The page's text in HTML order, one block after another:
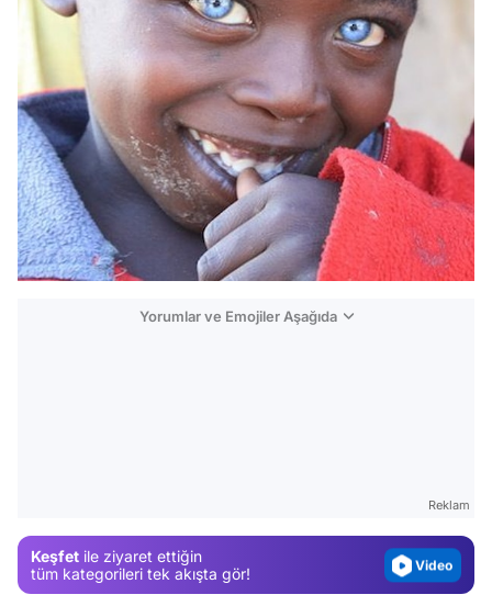
Yorumlar ve Emojiler Aşağıda
Reklam
Keşfet ile ziyaret ettiğin
tüm kategorileri tek akışta gör!
Video